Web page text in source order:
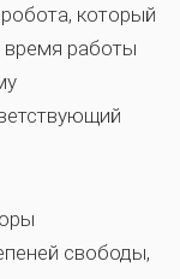
который
время работы
свободы,